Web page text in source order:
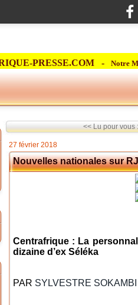
PRESSE.COM - Notre
<< Lu pour vous
27 février 2018
Nouvelles nationales sur
Centrafrique : La
dizaine d’ex Séléka
PAR SYLVESTRE SOKAMBI